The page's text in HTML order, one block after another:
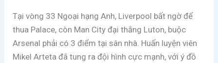
Tại vòng 33 Ngoại hạng Anh, Liverpool bất ngờ để
thua Palace, còn Man City đại thắng Luton, buộc
Arsenal phải có 3 điểm tại sân nhà. Huấn luyện viên
Mikel Arteta đã tung ra đội hình cực mạnh, với ý đồ